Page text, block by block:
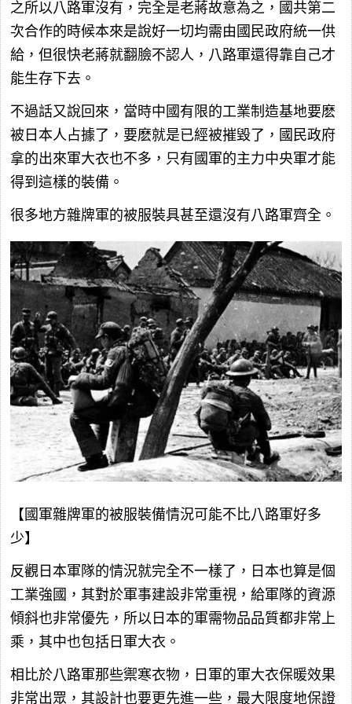
之所以八路軍沒有，完全是老蔣故意為之，國共第二
次合作的時候本來是說好一切均需由國民政府統一供
給，但很快老蔣就翻臉不認人，八路軍還得靠自己才
能生存下去。
不過話又說回來，當時中國有限的工業制造基地要麽
被日本人占據了，要麽就是已經被摧毀了，國民政府
拿的出來軍大衣也不多，只有國軍的主力中央軍才能
得到這樣的裝備。
很多地方雜牌軍的被服裝具甚至還沒有八路軍齊全。
【國軍雜牌軍的被服裝備情況可能不比八路軍好多
少】
反觀日本軍隊的情況就完全不一樣了，日本也算是個
工業強國，其對於軍事建設非常重視，給軍隊的資源
傾斜也非常優先，所以日本的軍需物品品質都非常上
乘，其中也包括日軍大衣。
相比於八路軍那些禦寒衣物，日軍的軍大衣保暖效果
非常出眾，其設計也要更先進一些，最大限度地保證